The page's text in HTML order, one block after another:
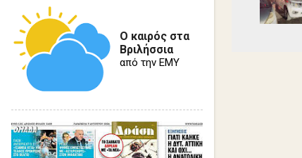
Ο καιρός στα
Βριλήσσια
από την ΕΜΥ